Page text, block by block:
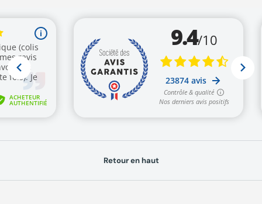
Retour en haut